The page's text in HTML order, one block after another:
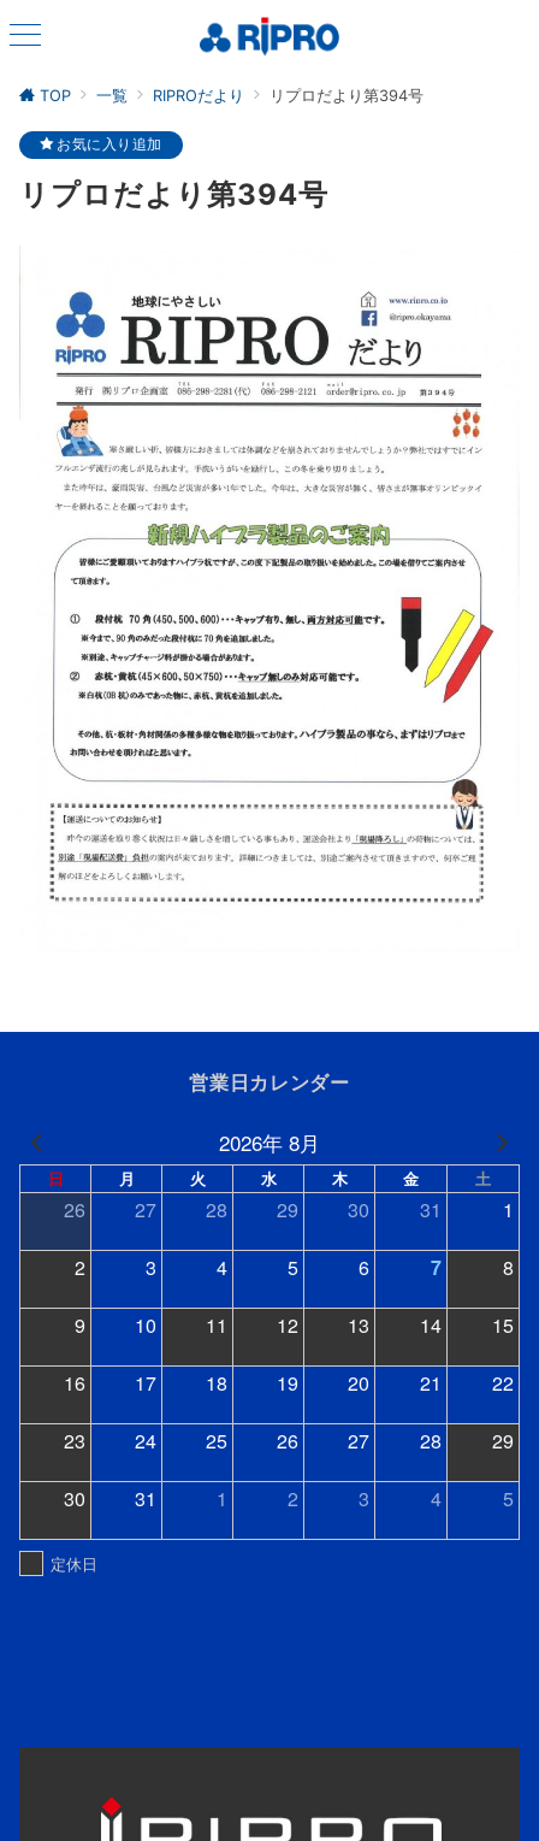
TOP 一覧 RIPROだより リプロだより第394号
お気に入り追加
リプロだより第394号
営業日カレンダー
2026年 8月
日 月 火 水 木 金 土
26 27 28 29 30 31 1
2 3 4 5 6 7 8
9 10 11 12 13 14 15
16 17 18 19 20 21 22
23 24 25 26 27 28 29
30 31 1 2 3 4 5
定休日